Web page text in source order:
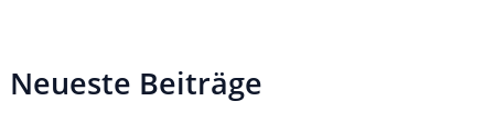
Neueste Beiträge